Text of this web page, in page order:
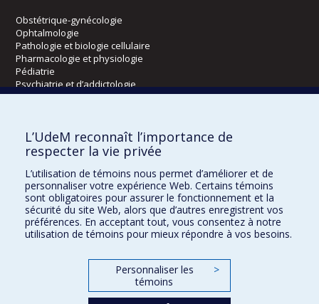
Obstétrique-gynécologie
Ophtalmologie
Pathologie et biologie cellulaire
Pharmacologie et physiologie
Pédiatrie
Psychiatrie et d’addictologie
Radiologie, radio-oncologie et médecine nucléaire
Écoles
Orthophonie et audiologie
Réadaptation
Directions
L’UdeM reconnaît l’importance de
respecter la vie privée
L’utilisation de témoins nous permet d’améliorer et de
personnaliser votre expérience Web. Certains témoins
sont obligatoires pour assurer le fonctionnement et la
sécurité du site Web, alors que d’autres enregistrent vos
préférences. En acceptant tout, vous consentez à notre
utilisation de témoins pour mieux répondre à vos besoins.
Personnaliser les
témoins
>